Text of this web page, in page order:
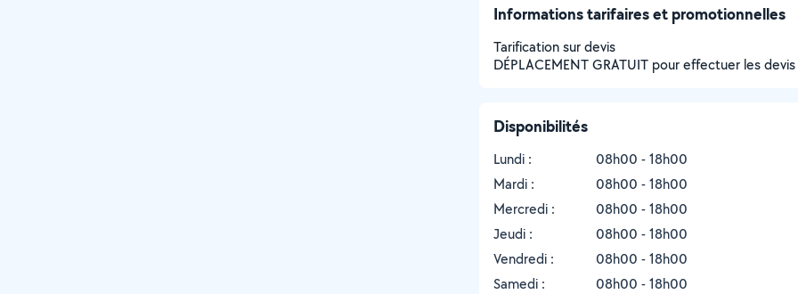
Informations tarifaires et promotionnelles
Tarification sur devis
DÉPLACEMENT GRATUIT pour effectuer les
Disponibilités
Lundi :
08h00 - 18h00
Mardi :
08h00 - 18h00
Mercredi :
08h00 - 18h00
Jeudi :
08h00 - 18h00
Vendredi :
08h00 - 18h00
Samedi :
08h00 - 18h00